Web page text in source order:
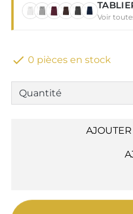
Voir
 0 pièces en stock